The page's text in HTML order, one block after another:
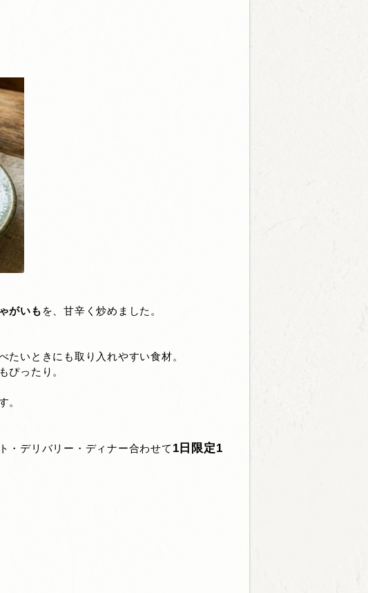
がいも を、甘辛く炒めました。
たいときにも取り入れやすい食材。
ぴったり。
。
・デリバリー・ディナー合わせて 1日限定1